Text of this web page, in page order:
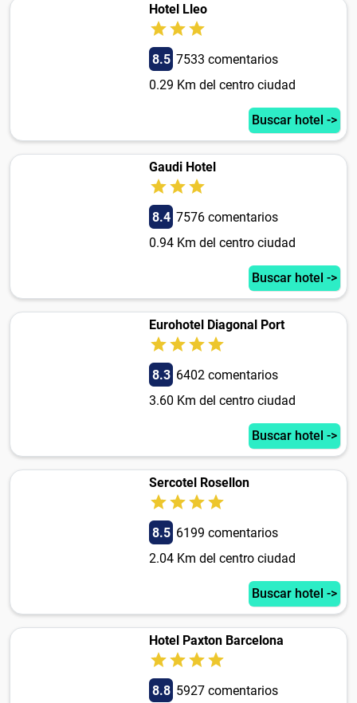
Hotel Lleo
8.5 7533 comentarios
0.29 Km del centro ciudad
Buscar hotel ->
Gaudi Hotel
8.4 7576 comentarios
0.94 Km del centro ciudad
Buscar hotel ->
Eurohotel Diagonal Port
8.3 6402 comentarios
3.60 Km del centro ciudad
Buscar hotel ->
Sercotel Rosellon
8.5 6199 comentarios
2.04 Km del centro ciudad
Buscar hotel ->
Hotel Paxton Barcelona
8.8 5927 comentarios